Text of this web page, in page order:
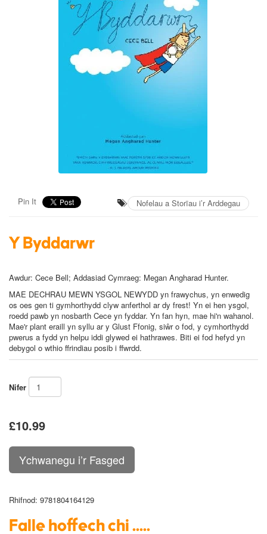
Pin It Nofelau a Storïau i’r Arddegau
Y Byddarwr
Awdur: Cece Bell; Addasiad Cymraeg: Megan Angharad Hunter.
MAE DECHRAU MEWN YSGOL NEWYDD yn frawychus, yn enwedig
os oes gen ti gymhorthydd clyw anferthol ar dy frest! Yn ei hen ysgol,
roedd pawb yn nosbarth Cece yn fyddar. Yn fan hyn, mae hi'n wahanol.
Mae'r plant eraill yn syllu ar y Glust Ffonig, siŵr o fod, y cymhorthydd
pwerus a fydd yn helpu iddi glywed ei hathrawes. Biti ei fod hefyd yn
debygol o wthio ffrindiau posib i ffwrdd.
Nifer
£10.99
Rhifnod: 9781804164129
Falle hoffech chi .....